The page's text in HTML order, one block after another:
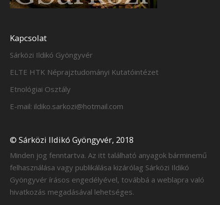
Kapcsolat
Sárközi Ildikó Gyöngyvér
ELTE HTK Néprajztudományi Kutatóintézet
Etnológiai Osztály
E-mail: ildiko.sarkozi@hotmail.com
© Sárközi Ildikó Gyöngyvér, 2018
Minden jog fenntartva. Az itt található anyagok bárminemű
felhasználása vagy publikálása kizárólag Sárközi Ildikó
Gyöngyvér írásos engedélyével, továbbá a weblapra való
hivatkozás megadásával lehetséges.